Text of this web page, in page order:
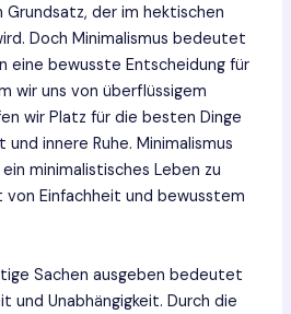
der im hektischen
Doch Minimalismus bedeutet
eine bewusste Entscheidung für
wir uns von überflüssigem
wir Platz für die besten Dinge
innere Ruhe. Minimalismus
minimalistisches Leben zu
Einfachheit und bewusstem
Sachen ausgeben bedeutet
und Unabhängigkeit. Durch die